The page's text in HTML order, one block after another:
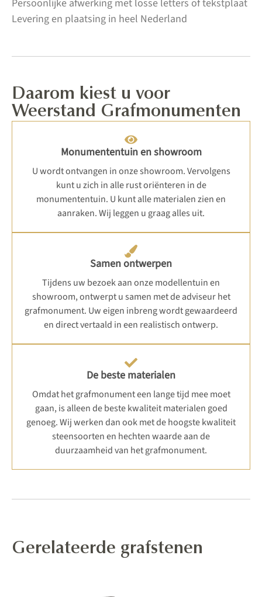
Persoonlijke afwerking met losse letters of tekstplaat
Levering en plaatsing in heel Nederland
Daarom kiest u voor
Weerstand Grafmonumenten
Monumententuin en showroom
U wordt ontvangen in onze showroom. Vervolgens
kunt u zich in alle rust oriënteren in de
monumententuin. U kunt alle materialen zien en
aanraken. Wij leggen u graag alles uit.
Samen ontwerpen
Tijdens uw bezoek aan onze modellentuin en
showroom, ontwerpt u samen met de adviseur het
grafmonument. Uw eigen inbreng wordt gewaardeerd
en direct vertaald in een realistisch ontwerp.
De beste materialen
Omdat het grafmonument een lange tijd mee moet
gaan, is alleen de beste kwaliteit materialen goed
genoeg. Wij werken dan ook met de hoogste kwaliteit
steensoorten en hechten waarde aan de
duurzaamheid van het grafmonument.
Gerelateerde grafstenen